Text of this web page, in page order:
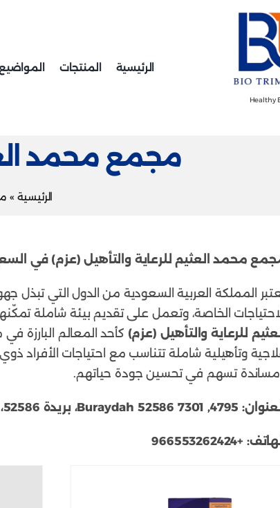
Healthy
الرئيسية المنتجات المواضيع
مجمع محمد
الرئيسية »
محمد العثيم للرعاية والتأهيل (عزم) في
المملكة العربية السعودية من الدول التي
الخاصة، وتعمل على تقديم بيئة شاملة
العثيم للرعاية والتأهيل (عزم) كأحد المعالم البارزة
وتأهيلية شاملة تتناسب مع احتياجات الأفراد
تسهم في تحسين جودة حياتهم.
العنوان: 4795, Buraydah 52586 7301، بريدة 52586، المملكة العربية السعودية
الهاتف: +966553262424